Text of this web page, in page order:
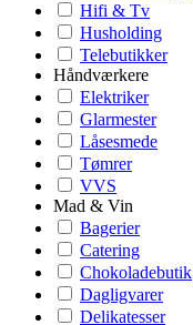
Hifi & Tv
Husholding
Telebutikker
Håndværkere
Elektriker
Glarmester
Låsesmede
Tømrer
VVS
Mad & Vin
Bagerier
Catering
Chokoladebutik
Dagligvarer
Delikatesser